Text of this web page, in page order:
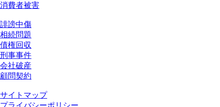
消費者被害
誹謗中傷
相続問題
債権回収
刑事事件
会社破産
顧問契約
サイトマップ
プライバシーポリシー